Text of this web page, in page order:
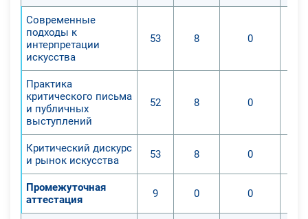
Современные
подходы к
интерпретации
искусства
53 8 0
Практика
критического письма
и публичных
выступлений
52 8 0
Критический дискурс
и рынок искусства
53 8 0
Промежуточная
аттестация
9 0 0